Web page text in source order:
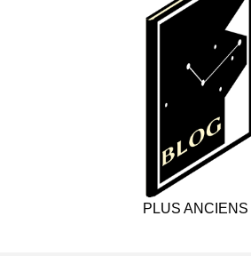
PLUS ANCIENS